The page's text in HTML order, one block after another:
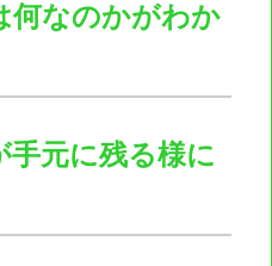
何なのかがわか
手元に残る様に